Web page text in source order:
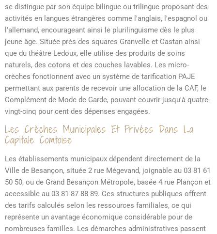
se distingue par son équipe bilingue ou trilingue proposant des
activités en langues étrangères comme l'anglais, l'espagnol ou
l'allemand, encourageant ainsi le plurilinguisme dès le plus
jeune âge. Située près des squares Granvelle et Castan ainsi
que du théâtre Ledoux, elle utilise des produits de soins
naturels, des cotons et des couches lavables. Les micro-
crèches fonctionnent avec un système de tarification PAJE
permettant aux parents de recevoir une allocation de la CAF, le
Complément de Mode de Garde, pouvant couvrir jusqu'à quatre-
vingt-cinq pour cent des dépenses engagées.
Les Crèches Municipales Et Privées Dans La
Capitale Comtoise
Les établissements municipaux dépendent directement de la
Ville de Besançon, située 2 rue Mégevand, joignable au 03 81 61
50 50, ou de Grand Besançon Métropole, basée 4 rue Plançon et
accessible au 03 81 87 88 89. Ces structures publiques offrent
des tarifs calculés selon les ressources familiales, ce qui
représente un avantage économique considérable pour de
nombreuses familles. Les démarches administratives passent